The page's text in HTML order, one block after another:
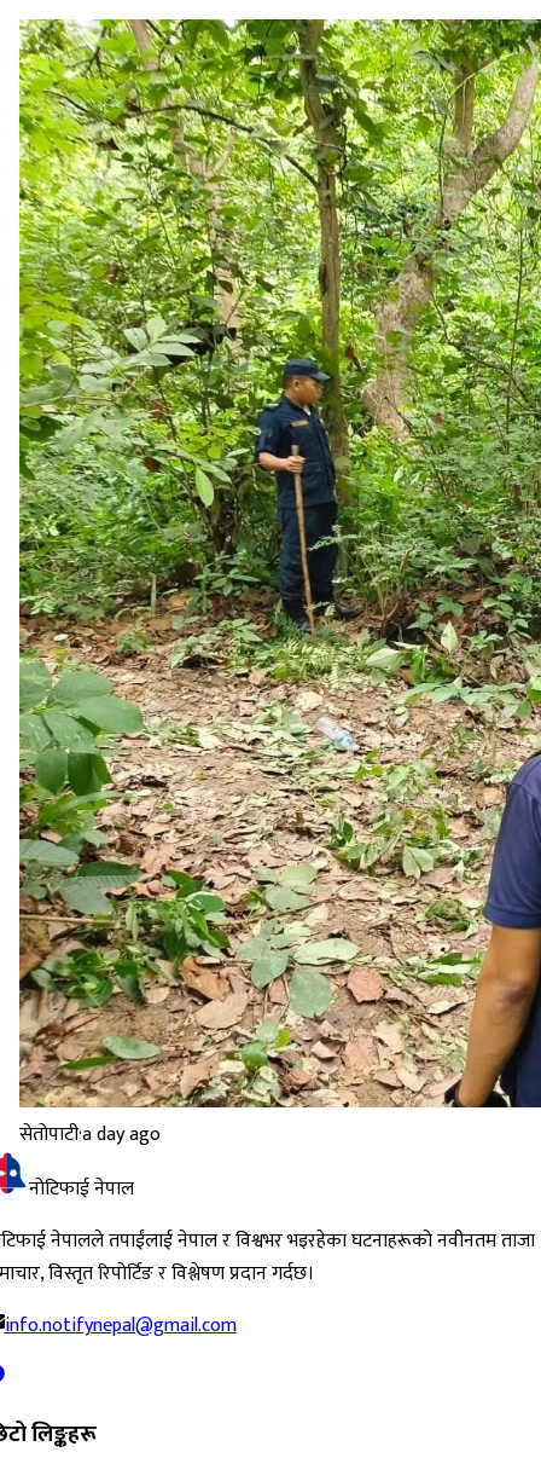
सेतोपाटी·a day ago
नोटिफाई नेपाल
नेपालले तपाईंलाई नेपाल र विश्वभर भइरहेका घटनाहरूको नवीनतम ताजा
विस्तृत रिपोर्टिङ र विश्लेषण प्रदान गर्दछ।
info.notifynepal@gmail.com
लिङ्कहरू